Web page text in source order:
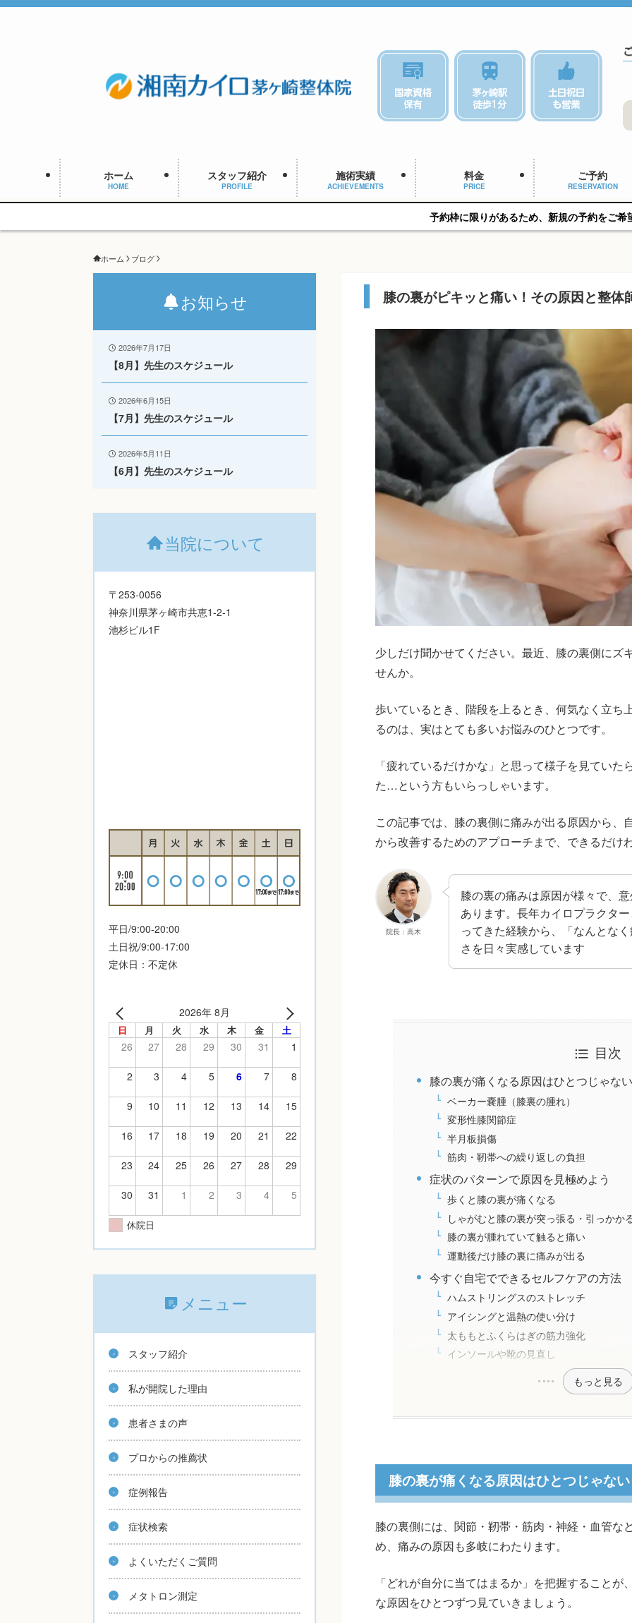
ホーム
HOME
スタッフ紹介
PROFILE
施術実績
ACHIEVEMENTS
料金
PRICE
ご予約
RESERVATION
予約枠に限りがあるため、新規の予約をご希望の方はお早めに
ホーム ブログ
膝の裏がピキッと痛い！その原因と整体
少しだけ聞かせてください。最近、膝の裏側にズ
せんか。
歩いているとき、階段を上るとき、何気なく立ち
るのは、実はとても多いお悩みのひとつです。
「疲れているだけかな」と思って様子を見てい
た…という方もいらっしゃいます。
この記事では、膝の裏側に痛みが出る原因から、
から改善するためのアプローチまで、できるだけ
院長：高木
膝の裏の痛みは原因が様々で、
あります。長年カイロプラクタ
ってきた経験から、「なんとな
さを日々実感しています
目次
膝の裏が痛くなる原因はひとつじゃな
ベーカー嚢腫（膝裏の腫れ）
変形性膝関節症
半月板損傷
筋肉・靭帯への繰り返しの負担
症状のパターンで原因を見極めよう
歩くと膝の裏が痛くなる
しゃがむと膝の裏が突っ張る・引っかか
膝の裏が腫れていて触ると痛い
運動後だけ膝の裏に痛みが出る
今すぐ自宅でできるセルフケアの方法
ハムストリングスのストレッチ
アイシングと温熱の使い分け
太ももとふくらはぎの筋力強化
インソールや靴の見直し
もっと見る
膝の裏が痛くなる原因はひとつじゃない
膝の裏側には、関節・靭帯・筋肉・神経・血管な
め、痛みの原因も多岐にわたります。
「どれが自分に当てはまるか」を把握すること
な原因をひとつずつ見ていきましょう。
お知らせ
2026年7月17日
【8月】先生のスケジュール
2026年6月15日
【7月】先生のスケジュール
2026年5月11日
【6月】先生のスケジュール
当院について
〒253-0056
神奈川県茅ヶ崎市共恵1-2-1
池杉ビル1F
平日/9:00-20:00
土日祝/9:00-17:00
定休日：不定休
2026年 8月
日 月 火 水 木 金 土
26 27 28 29 30 31 1
2 3 4 5 6 7 8
9 10 11 12 13 14 15
16 17 18 19 20 21 22
23 24 25 26 27 28 29
30 31 1 2 3 4 5
休院日
メニュー
スタッフ紹介
私が開院した理由
患者さまの声
プロからの推薦状
症例報告
症状検索
よくいただくご質問
メタトロン測定